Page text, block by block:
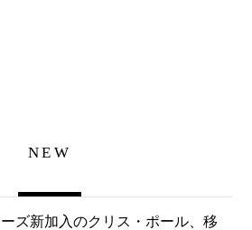
NEW
ズ新加入のクリス・ポール、移